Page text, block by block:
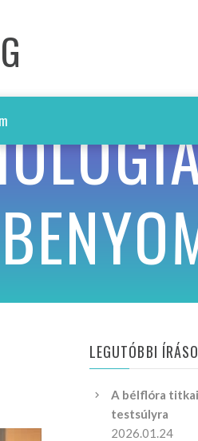
LEGUTÓBBI
A bélflóra titkai
testsúlyra
2026.01.24